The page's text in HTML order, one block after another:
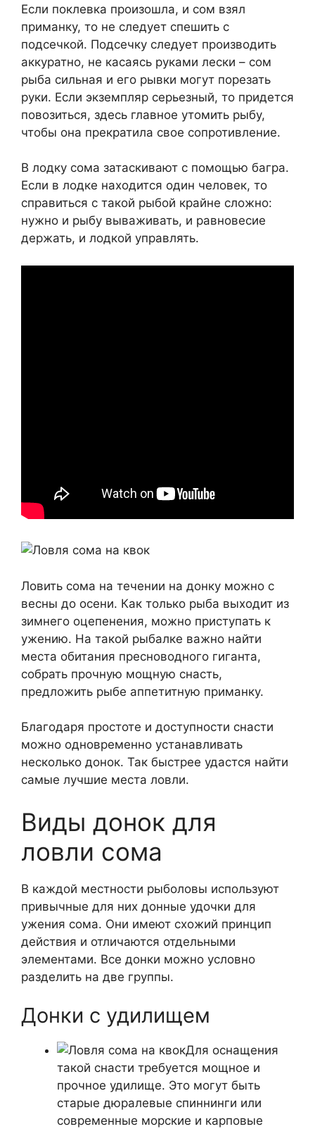
Если поклевка произошла, и сом взял
приманку, то не следует спешить с
подсечкой. Подсечку следует производить
аккуратно, не касаясь руками лески – сом
рыба сильная и его рывки могут порезать
руки. Если экземпляр серьезный, то придется
повозиться, здесь главное утомить рыбу,
чтобы она прекратила свое сопротивление.
В лодку сома затаскивают с помощью багра.
Если в лодке находится один человек, то
справиться с такой рыбой крайне сложно:
нужно и рыбу вываживать, и равновесие
держать, и лодкой управлять.
Ловить сома на течении на донку можно с
весны до осени. Как только рыба выходит из
зимнего оцепенения, можно приступать к
ужению. На такой рыбалке важно найти
места обитания пресноводного гиганта,
собрать прочную мощную снасть,
предложить рыбе аппетитную приманку.
Благодаря простоте и доступности снасти
можно одновременно устанавливать
несколько донок. Так быстрее удастся найти
самые лучшие места ловли.
Виды донок для
ловли сома
В каждой местности рыболовы используют
привычные для них донные удочки для
ужения сома. Они имеют схожий принцип
действия и отличаются отдельными
элементами. Все донки можно условно
разделить на две группы.
Донки с удилищем
Для оснащения
такой снасти требуется мощное и
прочное удилище. Это могут быть
старые дюралевые спиннинги или
современные морские и карповые